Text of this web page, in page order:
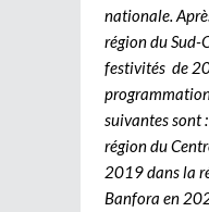
nationale.
région du Sud-
festivités de
suivantes sont
région du
2019 dans la
Banfora en